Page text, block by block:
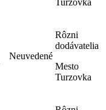
Neuvedené
Rôzni
dodávatelia
Mesto
Turzovka